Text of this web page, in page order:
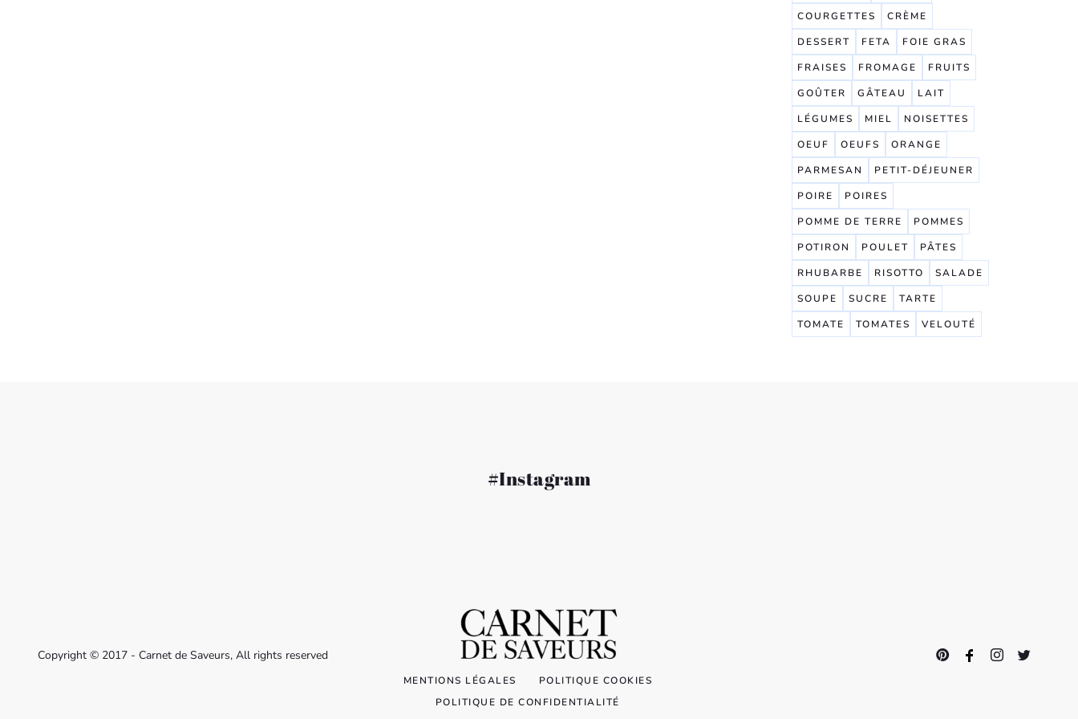
COURGETTES
CRÈME
DESSERT
FETA
FOIE GRAS
FRAISES
FROMAGE
FRUITS
GOÛTER
GÂTEAU
LAIT
LÉGUMES
MIEL
NOISETTES
OEUF
OEUFS
ORANGE
PARMESAN
PETIT-DÉJEUNER
POIRE
POIRES
POMME DE TERRE
POMMES
POTIRON
POULET
PÂTES
RHUBARBE
RISOTTO
SALADE
SOUPE
SUCRE
TARTE
TOMATE
TOMATES VELOUTÉ
#Instagram
Copyright © 2017 - Carnet de Saveurs, All rights reserved
MENTIONS LÉGALES
POLITIQUE COOKIES
POLITIQUE DE CONFIDENTIALITÉ